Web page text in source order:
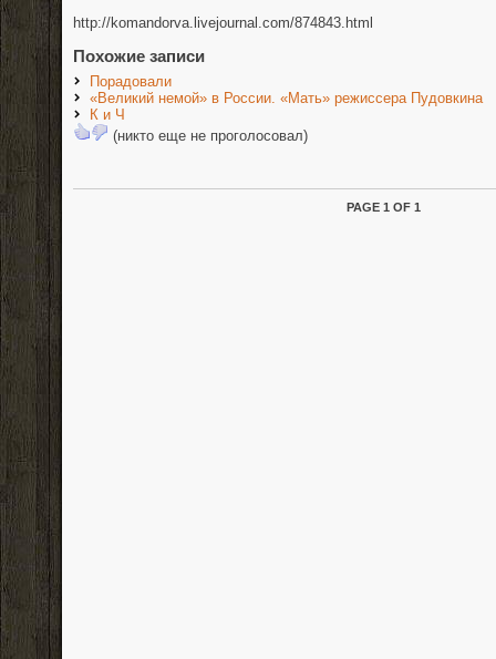
http://komandorva.livejournal.com/874843.html
Похожие записи
Порадовали
«Великий немой» в России. «Мать» режиссера Пудовкина
К и Ч
(никто еще не проголосовал)
PAGE 1 OF 1